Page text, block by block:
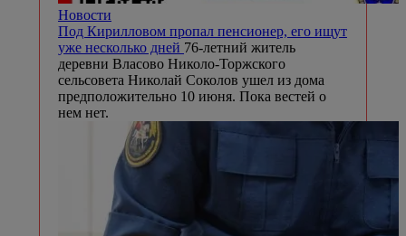
Новости
Под Кирилловом пропал пенсионер, его ищут
уже несколько дней 76-летний житель
деревни Власово Николо-Торжского
сельсовета Николай Соколов ушел из дома
предположительно 10 июня. Пока вестей о
нем нет.